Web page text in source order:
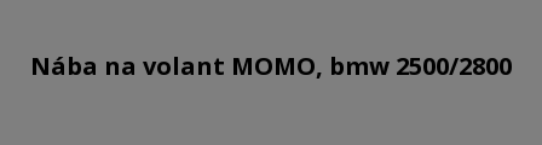
Nába na volant MOMO, bmw 2500/2800